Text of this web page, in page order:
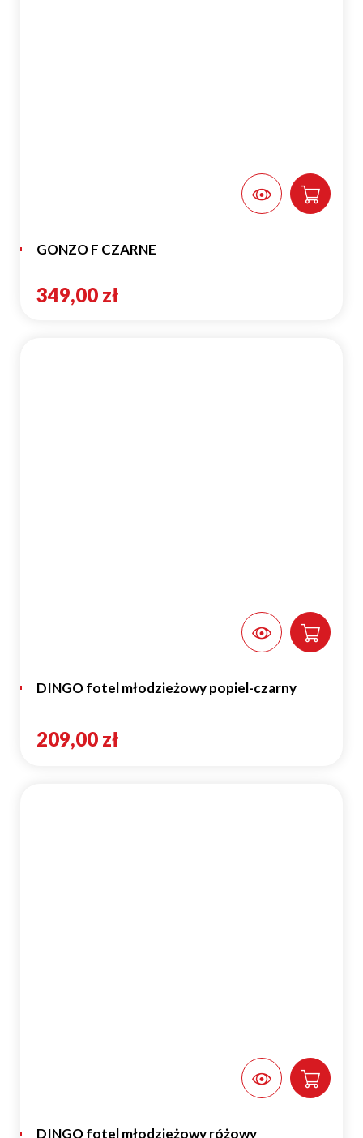
GONZO F CZARNE
349,00 zł
DINGO fotel młodzieżowy popiel-czarny
209,00 zł
DINGO fotel młodzieżowy różowy